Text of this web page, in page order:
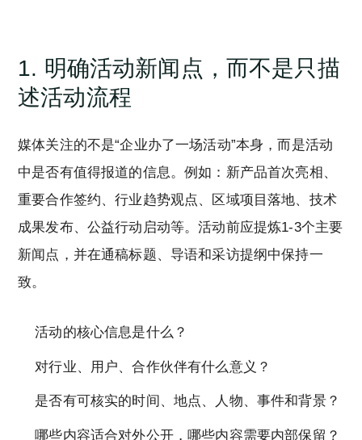
1. 明确活动新闻点，而不是只描
述活动流程
媒体关注的不是“企业办了一场活动”本身，而是活动
中是否有值得报道的信息。例如：新产品首次亮相、
重要合作签约、行业趋势观点、区域项目落地、技术
成果发布、公益行动启动等。活动前应提炼1-3个主要
新闻点，并在通稿标题、导语和采访提纲中保持一
致。
活动的核心信息是什么？
对行业、用户、合作伙伴有什么意义？
是否有可核实的时间、地点、人物、事件和背景？
哪些内容适合对外公开，哪些内容需要内部保留？